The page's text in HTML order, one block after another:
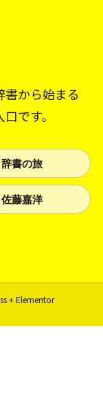
から始まる
です。
辞書の旅
佐藤嘉洋
+ Elementor